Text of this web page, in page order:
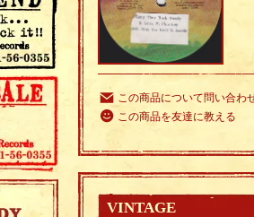
この商品について問い合わ
この商品を友達に教える
VINTAGE